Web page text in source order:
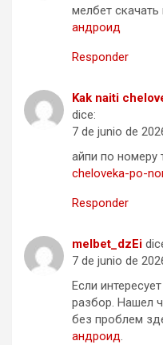
мелбет
андроид
Responder
Kak naiti
dice:
7 de junio de
айпи по номеру
cheloveka-po-
Responder
melbet_dzEi
7 de junio de
Если
разбор. Нашел
без проблем
андроид.